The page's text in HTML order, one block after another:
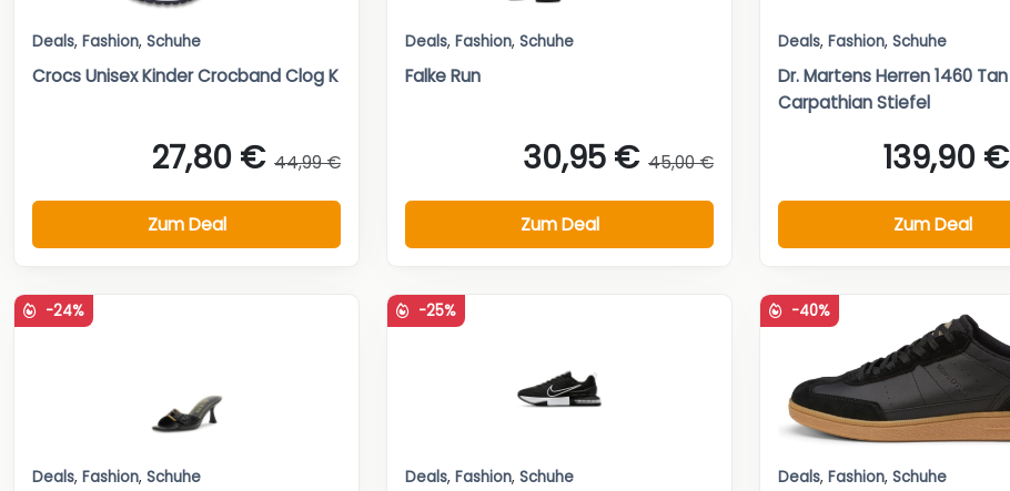
Deals, Fashion, Schuhe
Crocs Unisex Kinder Crocband Clog K
27,80 € 44,99 €
Zum Deal
Deals, Fashion, Schuhe
Falke Run
30,95 € 45,00 €
Zum Deal
Deals, Fashion, Schuhe
Dr. Martens Herren 1460 Tan
Carpathian Stiefel
139,90 €
Zum Deal
-24%
Deals, Fashion, Schuhe
-25%
Deals, Fashion, Schuhe
-40%
Deals, Fashion, Schuhe